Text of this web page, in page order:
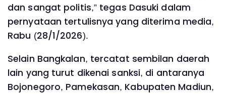
dan sangat politis,” tegas Dasuki dalam
pernyataan tertulisnya yang diterima media,
Rabu (28/1/2026).
Selain Bangkalan, tercatat sembilan daerah
lain yang turut dikenai sanksi, di antaranya
Bojonegoro, Pamekasan, Kabupaten Madiun,